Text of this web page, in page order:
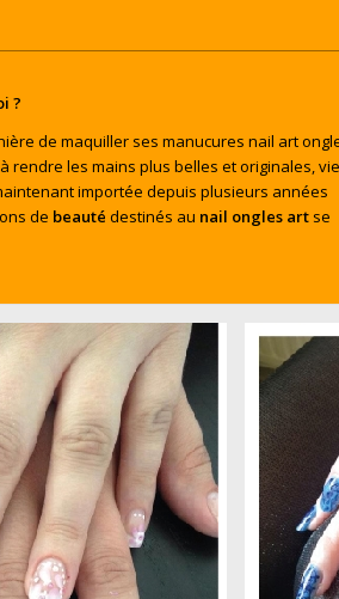
?
de maquiller ses manucures nail art
rendre les mains plus belles et originales,
importée depuis plusieurs années
de beauté destinés au nail ongles art se